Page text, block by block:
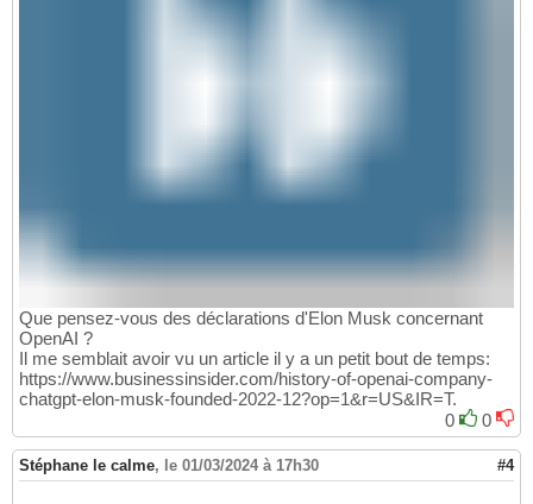
Que pensez-vous des déclarations d'Elon Musk concernant
OpenAI ?
Il me semblait avoir vu un article il y a un petit bout de temps:
https://www.businessinsider.com/history-of-openai-company-
chatgpt-elon-musk-founded-2022-12?op=1&r=US&IR=T.
0
0
Stéphane le calme, le 01/03/2024 à 17h30 #4